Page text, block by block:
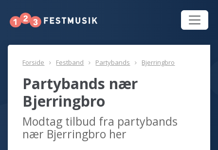
Forside Festband Partybands Bjerringbro
Partybands nær
Bjerringbro
Modtag tilbud fra partybands
nær Bjerringbro her